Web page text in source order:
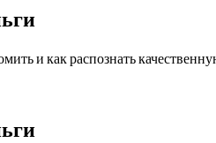
и как распознать